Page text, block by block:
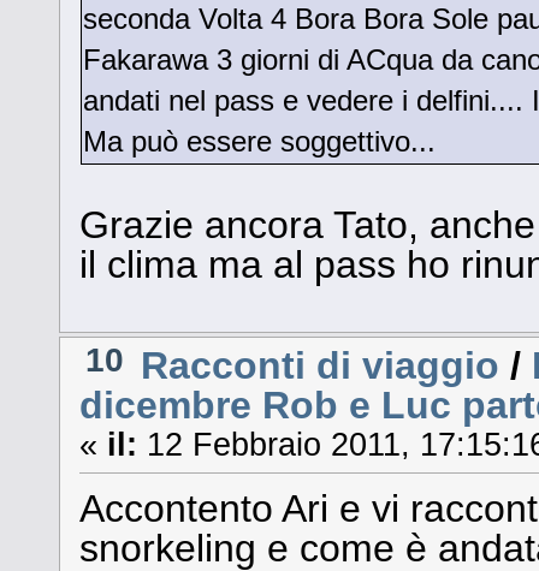
seconda Volta 4 Bora Bora Sole
Fakarawa 3 giorni di ACqua da
andati nel pass e vedere i
Ma può essere soggettivo...
Grazie ancora Tato,
il clima ma al pass ho
10 Racconti di viaggio /
dicembre Rob e Luc
« il: 12 Febbraio 2011,
Accontento Ari e vi
snorkeling e come è